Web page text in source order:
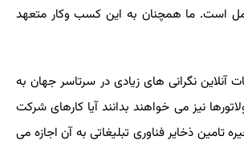
است. ما همچنان به این کسب وکار متعهد
آنلاین نگرانی های زیادی در سرتاسر جهان به
نیز می خواهند بدانند آیا کارهای شرکت
تامین ذخایر فناوری تبلیغاتی به آن اجازه می